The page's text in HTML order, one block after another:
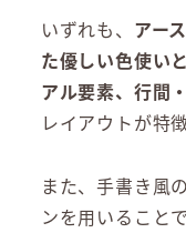
いずれも、 アー
た優しい色使い
アル要素、行間
レイアウトが特
また、手書き風
ンを用いること